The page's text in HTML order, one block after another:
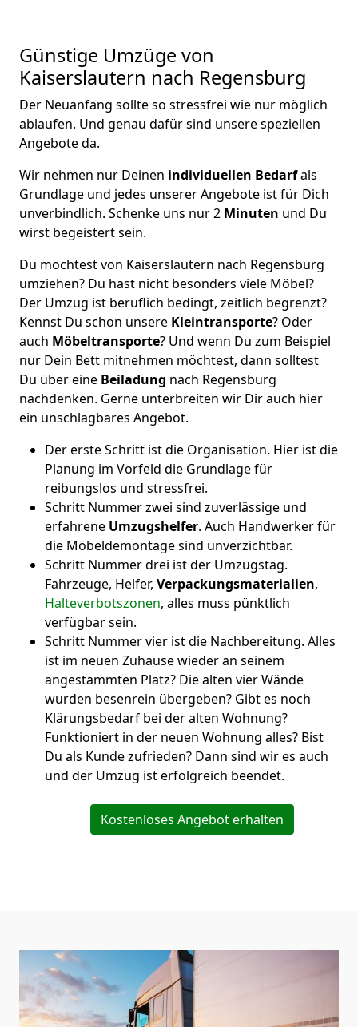
Günstige Umzüge von
Kaiserslautern nach Regensburg
Der Neuanfang sollte so stressfrei wie nur möglich
ablaufen. Und genau dafür sind unsere speziellen
Angebote da.
Wir nehmen nur Deinen individuellen Bedarfals
Grundlage und jedes unserer Angebote ist für Dich
unverbindlich. Schenke uns nur 2 Minuten und Du
wirst begeistert sein.
Du möchtest von Kaiserslautern nach Regensburg
umziehen? Du hast nicht besonders viele Möbel?
Der Umzug ist beruflich bedingt, zeitlich begrenzt?
Kennst Du schon unsere Kleintransporte? Oder
auch Möbeltransporte? Und wenn Du zum Beispiel
nur Dein Bett mitnehmen möchtest, dann solltest
Du über eine Beiladung nach Regensburg
nachdenken. Gerne unterbreiten wir Dir auch hier
ein unschlagbares Angebot.
Der erste Schritt ist die Organisation. Hier ist die
Planung im Vorfeld die Grundlage für
reibungslos und stressfrei.
Schritt Nummer zwei sind zuverlässige und
erfahrene Umzugshelfer. Auch Handwerker für
die Möbeldemontage sind unverzichtbar.
Schritt Nummer drei ist der Umzugstag.
Fahrzeuge, Helfer, Verpackungsmaterialien,
Halteverbotszonen, alles muss pünktlich
verfügbar sein.
Schritt Nummer vier ist die Nachbereitung. Alles
ist im neuen Zuhause wieder an seinem
angestammten Platz? Die alten vier Wände
wurden besenrein übergeben? Gibt es noch
Klärungsbedarf bei der alten Wohnung?
Funktioniert in der neuen Wohnung alles? Bist
Du als Kunde zufrieden? Dann sind wir es auch
und der Umzug ist erfolgreich beendet.
Kostenloses Angebot erhalten